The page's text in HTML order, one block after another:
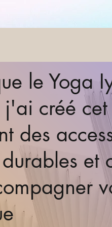
le Yoga
créé cet
des
et